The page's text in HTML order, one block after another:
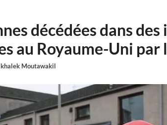
décédées dans
au Royaume-Uni
Moutawakil